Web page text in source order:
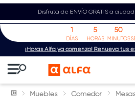
Disfruta de ENVÍO GRATIS a
¡Horas Alfa ya comenzó! Renueva tus
1
DÍAS
5
HORAS
50
MINUTOS
Muebles Comedor